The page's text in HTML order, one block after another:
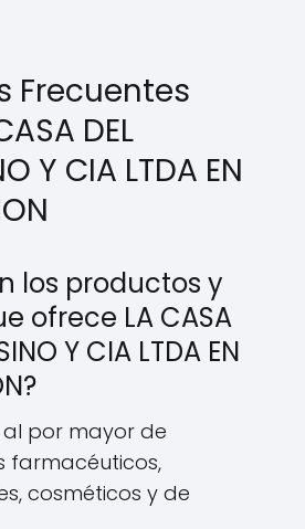
Frecuentes
DEL
Y CIA LTDA EN
los productos y
ofrece LA CASA
Y CIA LTDA EN
por mayor de
farmacéuticos,
cosméticos y de